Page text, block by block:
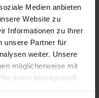
Medien anbieten
Website zu
Informationen zu Ihrer
unsere Partner für
weiter. Unsere
möglicherweise mit
ihnen bereitgestellt